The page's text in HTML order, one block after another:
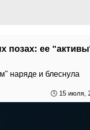
позах: ее
наряде и блеснула
🕓 15 июля,